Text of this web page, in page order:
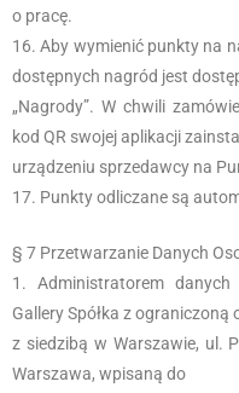
o pracę.
Aby wymienić punkty na
dostępnych nagród jest
„Nagrody”. W chwili
kod QR swojej aplikacji
urządzeniu sprzedawcy na
Punkty odliczane są
§ 7 Przetwarzanie Danych
Administratorem
Gallery Spółka z
z siedzibą w Warszawie, ul.
Warszawa, wpisaną do